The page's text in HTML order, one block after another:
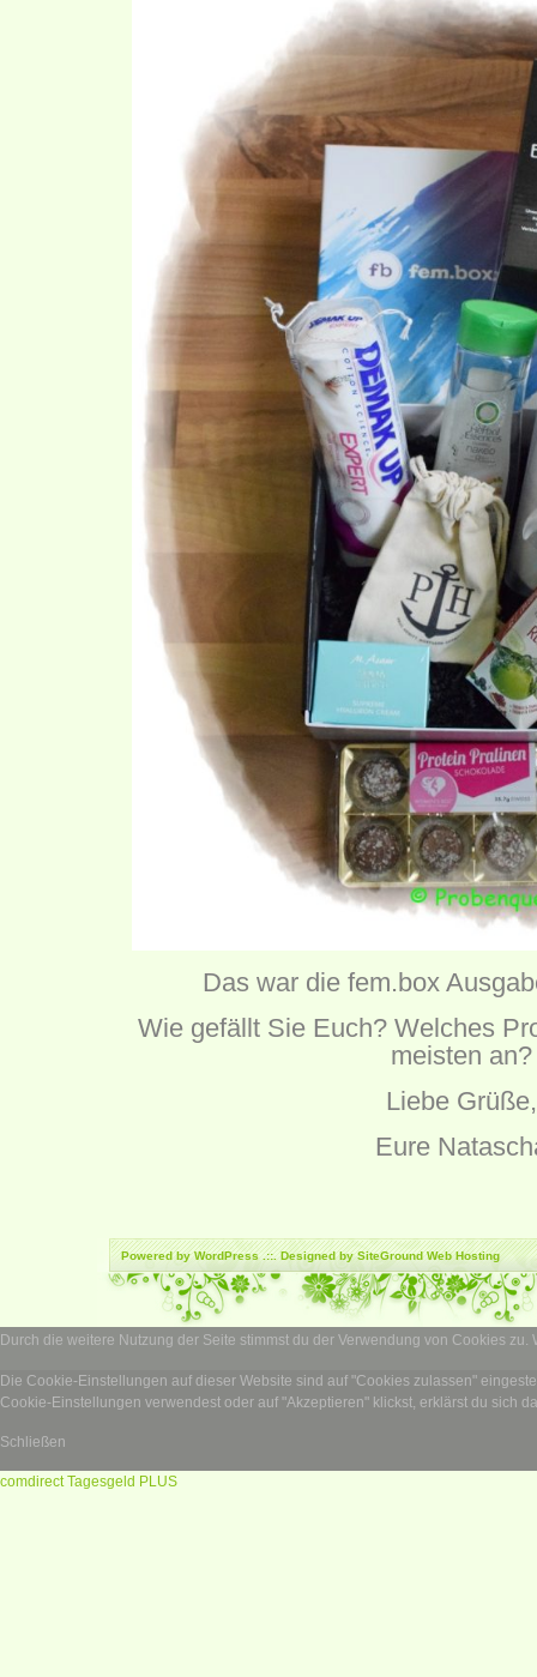
Das war die fem.box
Wie gefällt Sie Euch? Welches
meisten an?
Liebe Grüße,
Eure
Powered byWordPress.::. Designed by SiteGroundWeb Hosting
Durch die weitere Nutzung der Seite stimmst du der Verwendung von Cookies zu.
Die Cookie-Einstellungen auf dieser Website sind auf "Cookies zulassen"
Cookie-Einstellungen verwendest oder auf "Akzeptieren" klickst, erklärst du sich
Schließen
comdirect Tagesgeld PLUS